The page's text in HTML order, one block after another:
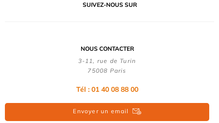
SUIVEZ-NOUS SUR
NOUS CONTACTER
3-11, rue de Turin
75008 Paris
Tél : 01 40 08 88 00
Envoyer un email